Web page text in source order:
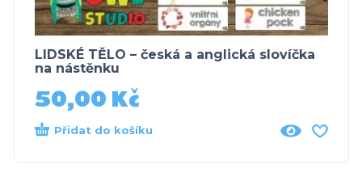
LIDSKÉ TĚLO – česká a anglická slovíčka
na nástěnku
50,00 Kč
Přidat do košíku